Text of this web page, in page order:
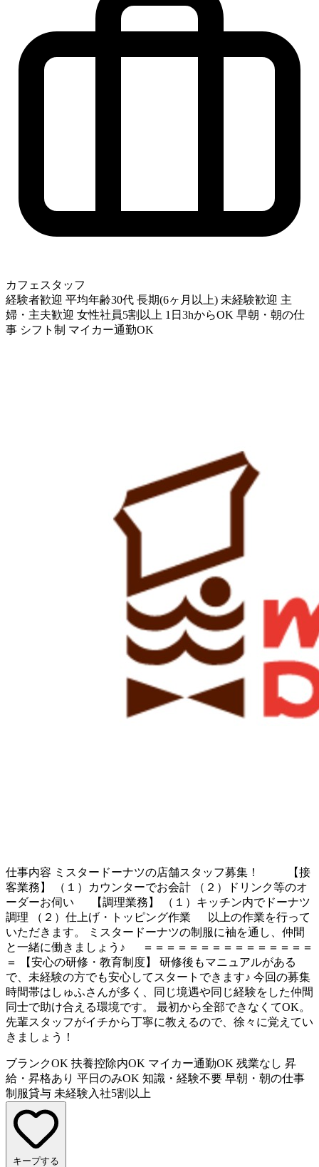
カフェスタッフ
経験者歓迎 平均年齢30代 長期(6ヶ月以上) 未経験歓迎 主
婦・主夫歓迎 女性社員5割以上 1日3hからOK 早朝・朝の仕
事 シフト制 マイカー通勤OK
仕事内容 ミスタードーナツの店舗スタッフ募集！ 【接
客業務】 （１）カウンターでお会計 （２）ドリンク等のオ
ーダーお伺い 【調理業務】 （１）キッチン内でドーナツ
調理 （２）仕上げ・トッピング作業 以上の作業を行って
いただきます。 ミスタードーナツの制服に袖を通し、仲間
と一緒に働きましょう♪ ＝＝＝＝＝＝＝＝＝＝＝＝＝＝＝
＝ 【安心の研修・教育制度】 研修後もマニュアルがある
で、未経験の方でも安心してスタートできます♪ 今回の募集
時間帯はしゅふさんが多く、同じ境遇や同じ経験をした仲間
同士で助け合える環境です。 最初から全部できなくてOK。
先輩スタッフがイチから丁寧に教えるので、徐々に覚えてい
きましょう！
ブランクOK 扶養控除内OK マイカー通勤OK 残業なし 昇
給・昇格あり 平日のみOK 知識・経験不要 早朝・朝の仕事
制服貸与 未経験入社5割以上
キープする